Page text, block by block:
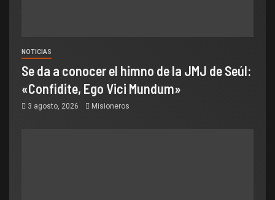
NOTICIAS
Se da a conocer el himno de la JMJ de Seúl:
«Confidite, Ego Vici Mundum»
3 agosto, 2026 Misioneros